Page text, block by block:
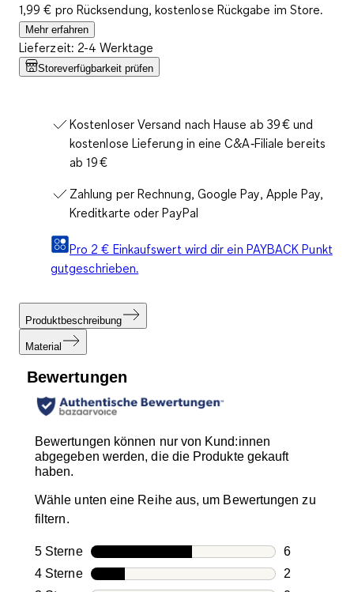
1,99 € pro Rücksendung, kostenlose Rückgabe im Store.
Mehr erfahren
Lieferzeit: 2-4 Werktage
Storeverfügbarkeit prüfen
Kostenloser Versand nach Hause ab 39 € und
kostenlose Lieferung in eine C&A‑Filiale bereits
ab 19 €
Zahlung per Rechnung, Google Pay, Apple Pay,
Kreditkarte oder PayPal
Pro 2 € Einkaufswert wird dir ein PAYBACK Punkt
gutgeschrieben.
Produktbeschreibung
Material
Bewertungen
Bewertungen können nur von Kund:innen
abgegeben werden, die die Produkte gekauft
haben.
Wähle unten eine Reihe aus, um Bewertungen zu
filtern.
5 SterneSterne
6
6
4 SterneSterne
2